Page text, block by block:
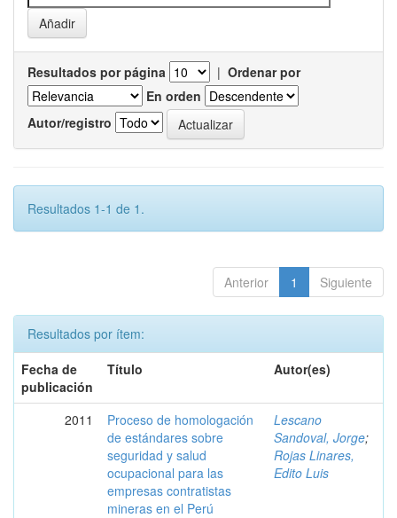
Resultados por página | Ordenar por
En orden
Autor/registro
Resultados 1-1 de 1.
Anterior 1 Siguiente
Resultados por ítem:
Fecha de
publicación
Título Autor(es)
2011
Proceso de homologación
de estándares sobre
seguridad y salud
ocupacional para las
empresas contratistas
mineras en el Perú
Lescano
Sandoval, Jorge;
Rojas Linares,
Edito Luis